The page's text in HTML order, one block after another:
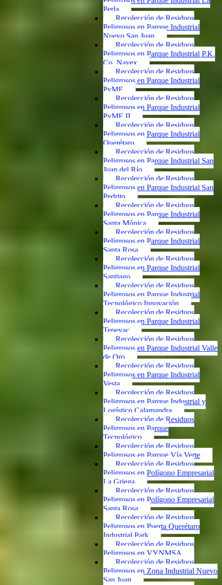
Perla
Recolección de Residuos
Peligrosos en Parque Industrial
Nuevo San Juan
Recolección de Residuos
Peligrosos en Parque Industrial P.K.
Co. Navex
Recolección de Residuos
Peligrosos en Parque Industrial
PyME
Recolección de Residuos
Peligrosos en Parque Industrial
PyME II
Recolección de Residuos
Peligrosos en Parque Industrial
Querétaro
Recolección de Residuos
Peligrosos en Parque Industrial San
Juan del Río
Recolección de Residuos
Peligrosos en Parque Industrial San
Pedrito
Recolección de Residuos
Peligrosos en Parque Industrial
Santa Mónica
Recolección de Residuos
Peligrosos en Parque Industrial
Santa Rosa
Recolección de Residuos
Peligrosos en Parque Industrial
Santiago
Recolección de Residuos
Peligrosos en Parque Industrial
Tecnológico Innovación
Recolección de Residuos
Peligrosos en Parque Industrial
Tepeyac
Recolección de Residuos
Peligrosos en Parque Industrial Valle
de Oro
Recolección de Residuos
Peligrosos en Parque Industrial
Vesta
Recolección de Residuos
Peligrosos en Parque Industrial y
Logístico Calamandra
Recolección de Residuos
Peligrosos en Parque
Tecnológico
Recolección de Residuos
Peligrosos en Parque Vía Verte
Recolección de Residuos
Peligrosos en Polígono Empresarial
La Griega
Recolección de Residuos
Peligrosos en Polígono Empresarial
Santa Rosa
Recolección de Residuos
Peligrosos en Puerta Querétaro
Industrial Park
Recolección de Residuos
Peligrosos en VYNMSA
Recolección de Residuos
Peligrosos en Zona Industrial Nuevo
San Juan